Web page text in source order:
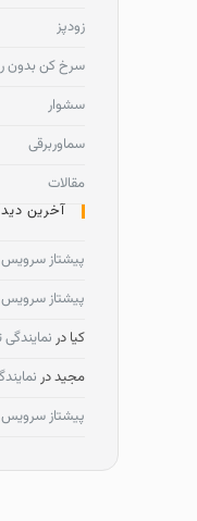
زودپز
سرخ کن بدون
سشوار
سماوربرقی
مقالات
آخرین
پیشتاز سرویس
پیشتاز سرویس
کیا در
مجیددر
پیشتاز سرویس